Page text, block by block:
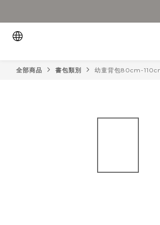
全部商品 書包類別 幼童背包80cm-